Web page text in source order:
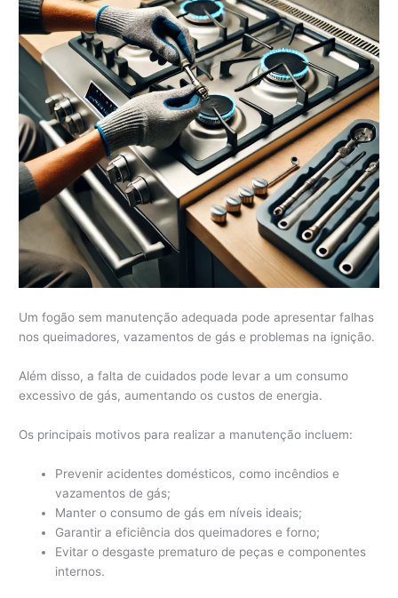
Um fogão sem manutenção adequada pode apresentar falhas
nos queimadores, vazamentos de gás e problemas na ignição.
Além disso, a falta de cuidados pode levar a um consumo
excessivo de gás, aumentando os custos de energia.
Os principais motivos para realizar a manutenção incluem:
Prevenir acidentes domésticos, como incêndios e
vazamentos de gás;
Manter o consumo de gás em níveis ideais;
Garantir a eficiência dos queimadores e forno;
Evitar o desgaste prematuro de peças e componentes
internos.